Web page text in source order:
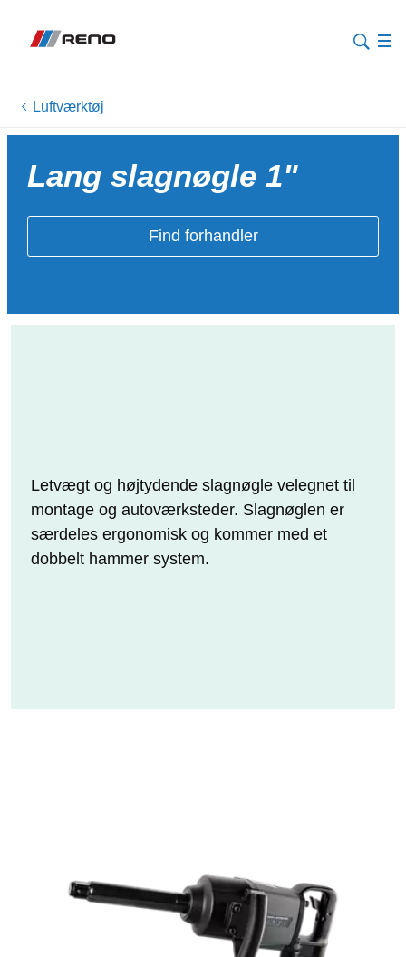
Luftværktøj
Lang slagnøgle 1"
Find forhandler
Letvægt og højtydende slagnøgle velegnet til
montage og autoværksteder. Slagnøglen er
særdeles ergonomisk og kommer med et
dobbelt hammer system.